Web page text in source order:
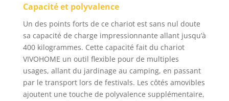
est extrêmement
robuste et ne se brise
pas facilement. Les
charnières entre les
rails sont robustes et
solidement soudées
pour garantir une
longue durée de vie.
Grâce à des matériaux
Capacité et polyvalence
Un des points forts de ce chariot est sans nul doute
sa capacité de charge impressionnante allant jusqu’à
400 kilogrammes. Cette capacité fait du chariot
VIVOHOME un outil flexible pour de multiples
usages, allant du jardinage au camping, en passant
par le transport lors de festivals. Les côtés amovibles
ajoutent une touche de polyvalence supplémentaire,